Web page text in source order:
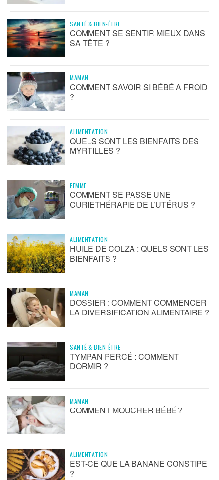
SANTÉ & BIEN-ÊTRE
COMMENT SE SENTIR MIEUX DANS
SA TÊTE ?
MAMAN
COMMENT SAVOIR SI BÉBÉ A FROID
?
ALIMENTATION
QUELS SONT LES BIENFAITS DES
MYRTILLES ?
FEMME
COMMENT SE PASSE UNE
CURIETHÉRAPIE DE L’UTÉRUS ?
ALIMENTATION
HUILE DE COLZA : QUELS SONT LES
BIENFAITS ?
MAMAN
DOSSIER : COMMENT COMMENCER
LA DIVERSIFICATION ALIMENTAIRE ?
SANTÉ & BIEN-ÊTRE
TYMPAN PERCÉ : COMMENT
DORMIR ?
MAMAN
COMMENT MOUCHER BÉBÉ ?
ALIMENTATION
EST-CE QUE LA BANANE CONSTIPE
?